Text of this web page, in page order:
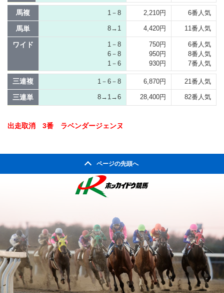
馬複 1－8 2,210円 6番人気
馬単 8→1 4,420円 11番人気
ワイド
1－8
6－8
1－6
750円
950円
930円
6番人気
8番人気
7番人気
三連複 1－6－8 6,870円 21番人気
三連単 8→1→6 28,400円 82番人気
出走取消 3番 ラベンダージェンヌ
ページの先頭へ